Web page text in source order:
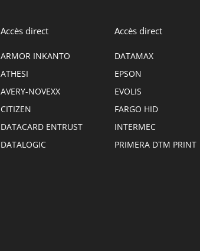
Accès direct
ARMOR INKANTO
ATHESI
AVERY-NOVEXX
CITIZEN
DATACARD ENTRUST
DATALOGIC
Accès direct
DATAMAX
EPSON
EVOLIS
FARGO HID
INTERMEC
PRIMERA DTM PRINT